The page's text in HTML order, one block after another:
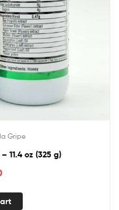
Gripe
11.4 oz (325 g)